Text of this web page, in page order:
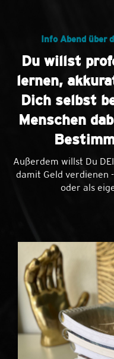
Info Abend über
Du willst
lernen,
Dich selbst
Menschen
Außerdem willst Du
damit Geld verdienen
oder als